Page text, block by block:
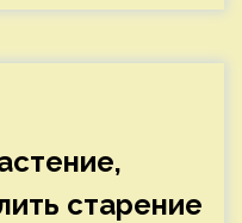
старение